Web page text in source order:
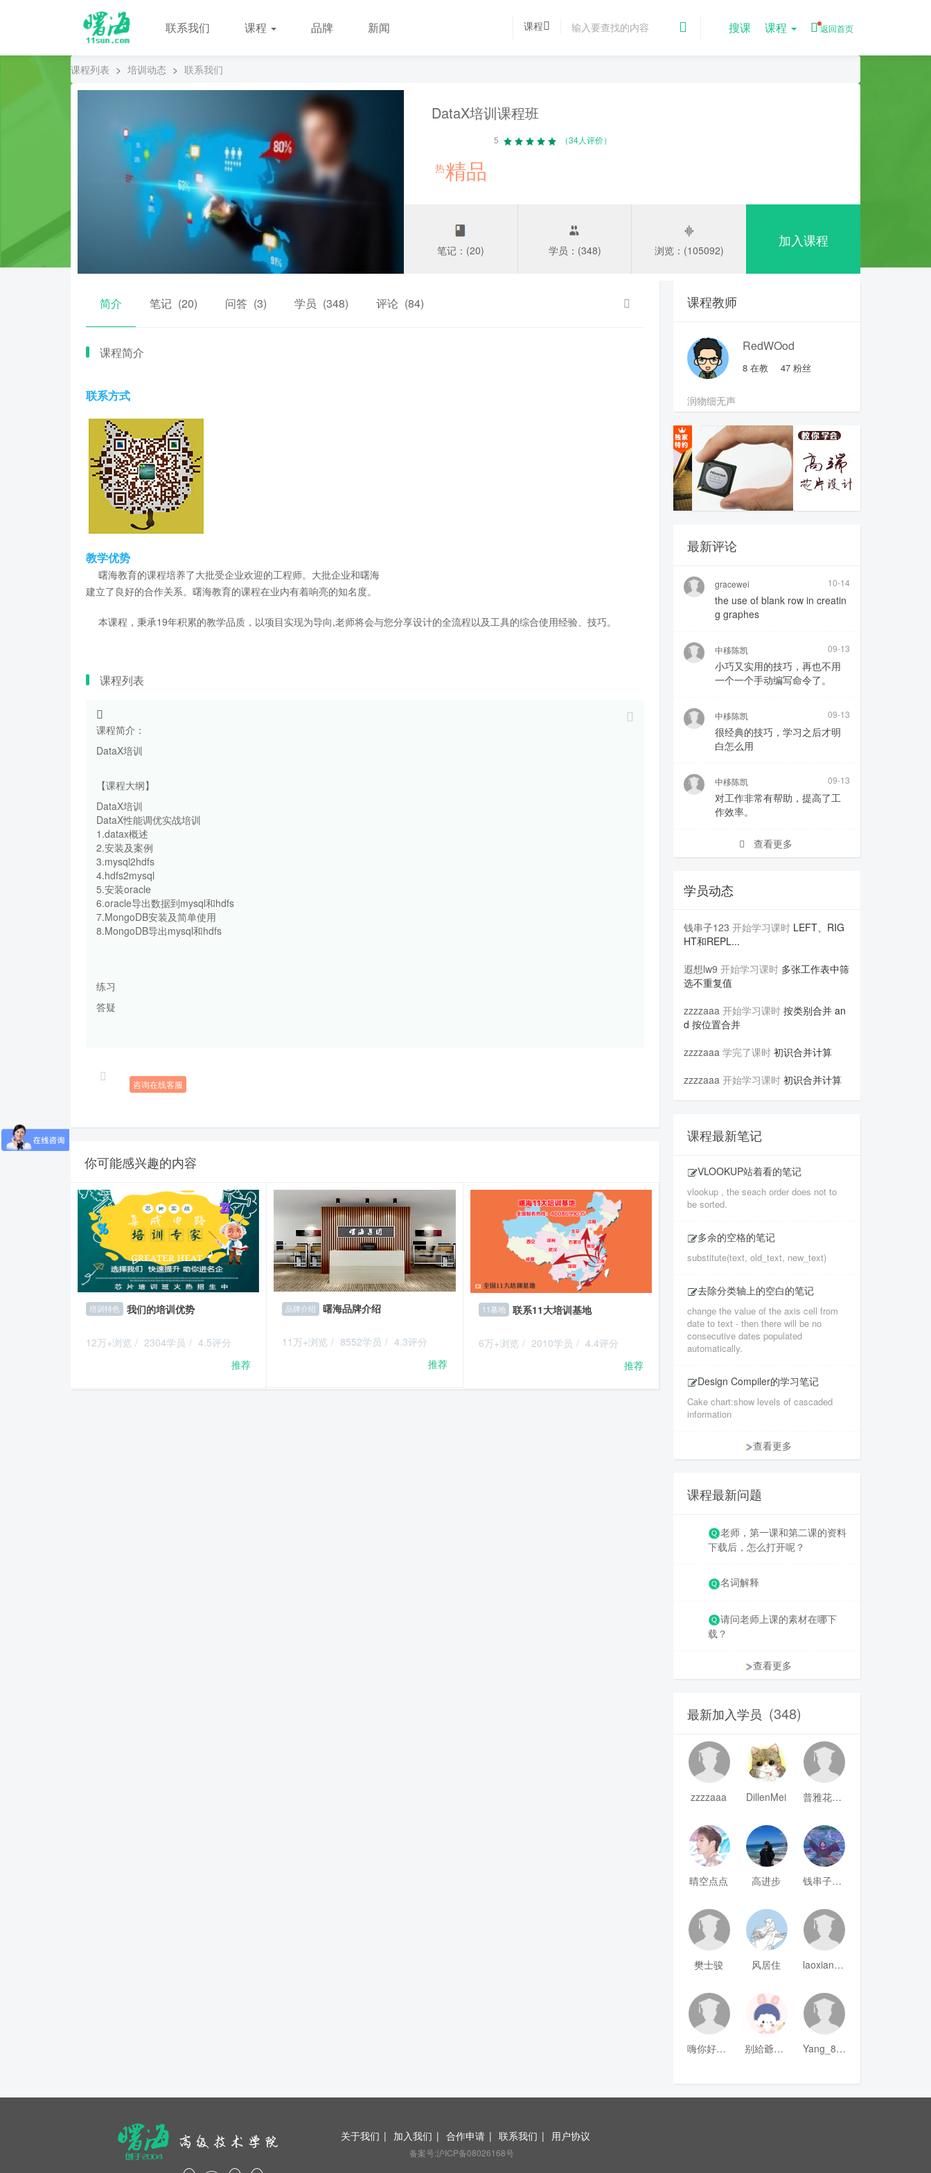
联系我们 课程 品牌 新闻 搜课 课程 返回首页
课程
课程列表 > 培训动态 > 联系我们
DataX培训课程班
5 （34人评价）
热精品
笔记：(20) 学员：(348) 浏览：(105092)
加入课程
简介 笔记 (20) 问答 (3) 学员 (348) 评论 (84)
课程简介
联系方式
教学优势
曙海教育的课程培养了大批受企业欢迎的工程师。大批企业和曙海
建立了良好的合作关系。曙海教育的课程在业内有着响亮的知名度。
本课程，秉承19年积累的教学品质，以项目实现为导向,老师将会与您分享设计的全流程以及工具的综合使用经验、技巧。
课程列表
课程简介：
DataX培训
【课程大纲】
DataX培训
DataX性能调优实战培训
1.datax概述
2.安装及案例
3.mysql2hdfs
4.hdfs2mysql
5.安装oracle
6.oracle导出数据到mysql和hdfs
7.MongoDB安装及简单使用
8.MongoDB导出mysql和hdfs
练习
答疑
咨询在线客服
你可能感兴趣的内容
培训特色 我们的培训优势
12万+浏览 / 2304学员 / 4.5评分
推荐
品牌介绍 曙海品牌介绍
11万+浏览 / 8552学员 / 4.3评分
推荐
11基地 联系11大培训基地
6万+浏览 / 2010学员 / 4.4评分
推荐
课程教师
RedWOod
8 在教 47 粉丝
润物细无声
最新评论
gracewei 10-14
the use of blank row in creatin
g graphes
中移陈凯 09-13
小巧又实用的技巧，再也不用
一个一个手动编写命令了。
中移陈凯 09-13
很经典的技巧，学习之后才明
白怎么用
中移陈凯 09-13
对工作非常有帮助，提高了工
作效率。
查看更多
学员动态
钱串子123 开始学习课时 LEFT、RIG
HT和REPL...
遐想lw9 开始学习课时 多张工作表中筛
选不重复值
zzzzaaa 开始学习课时 按类别合并 an
d 按位置合并
zzzzaaa 学完了课时 初识合并计算
zzzzaaa 开始学习课时 初识合并计算
课程最新笔记
VLOOKUP站着看的笔记
vlookup , the seach order does not to
be sorted.
多余的空格的笔记
substitute(text, old_text, new_text)
去除分类轴上的空白的笔记
change the value of the axis cell from
date to text - then there will be no
consecutive dates populated
automatically.
Design Compiler的学习笔记
Cake chart:show levels of cascaded
information
查看更多
课程最新问题
老师，第一课和第二课的资料
下载后，怎么打开呢？
名词解释
请问老师上课的素材在哪下
载？
查看更多
最新加入学员 (348)
zzzzaaa DillenMei 普雅花qya
晴空点点 高进步 钱串子123
樊士骏 风居住 laoxianrou
嗨你好8mm 别給爺装纯 Yang_811
关于我们 | 加入我们 | 合作申请 | 联系我们 | 用户协议
备案号:沪ICP备08026168号